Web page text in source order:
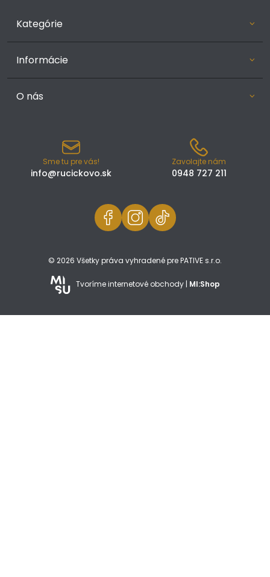
Kategórie
Informácie
O nás
Sme tu pre vás!
info@rucickovo.sk
Zavolajte nám
0948 727 211
© 2026 Všetky práva vyhradené pre PATIVE s.r.o.
Tvoríme internetové obchody | MI:Shop